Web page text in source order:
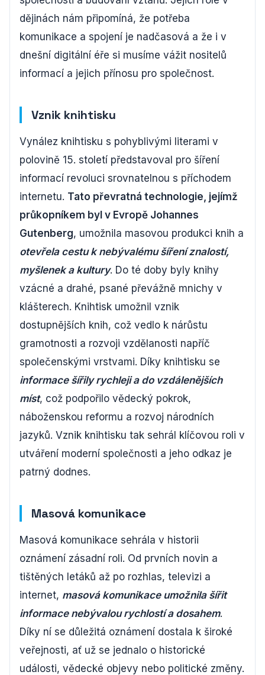
dějinách nám připomíná, že potřeba
komunikace a spojení je nadčasová a že i v
dnešní digitální éře si musíme vážit nositelů
informací a jejich přínosu pro společnost.
Vznik knihtisku
Vynález knihtisku s pohyblivými literami v
polovině 15. století představoval pro šíření
informací revoluci srovnatelnou s příchodem
internetu. Tato převratná technologie, jejímž
průkopníkem byl v Evropě Johannes
Gutenberg, umožnila masovou produkci knih a
otevřela cestu k nebývalému šíření znalostí,
myšlenek a kultury. Do té doby byly knihy
vzácné a drahé, psané převážně mnichy v
klášterech. Knihtisk umožnil vznik
dostupnějších knih, což vedlo k nárůstu
gramotnosti a rozvoji vzdělanosti napříč
společenskými vrstvami. Díky knihtisku se
informace šířily rychleji a do vzdálenějších
míst, což podpořilo vědecký pokrok,
náboženskou reformu a rozvoj národních
jazyků. Vznik knihtisku tak sehrál klíčovou roli v
utváření moderní společnosti a jeho odkaz je
patrný dodnes.
Masová komunikace
Masová komunikace sehrála v historii
oznámení zásadní roli. Od prvních novin a
tištěných letáků až po rozhlas, televizi a
internet, masová komunikace umožnila šířit
informace nebývalou rychlostí a dosahem.
Díky ní se důležitá oznámení dostala k široké
veřejnosti, ať už se jednalo o historické
události, vědecké objevy nebo politické změny.